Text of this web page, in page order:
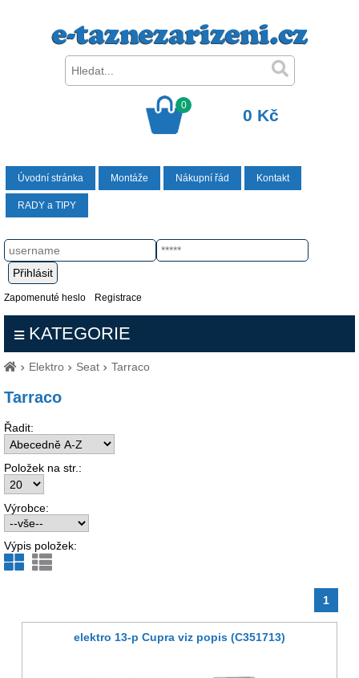
0
0 Kč
Úvodní stránka Montáže Nákupní řád Kontakt
RADY a TIPY
Zapomenuté heslo Registrace
KATEGORIE
Elektro Seat Tarraco
Tarraco
Řadit:
Položek na str.:
Výrobce:
Výpis položek:
1
elektro 13-p Cupra viz popis (C351713)